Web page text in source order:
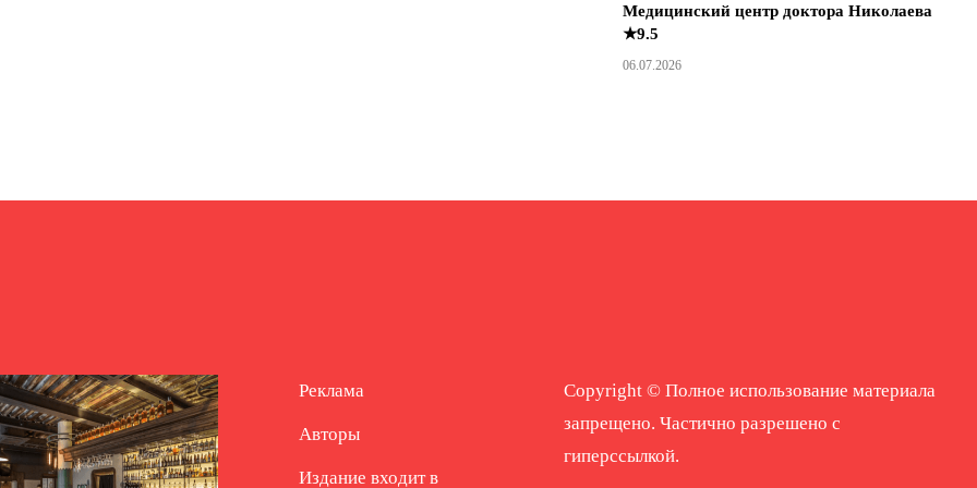
Медицинский центр доктора Николаева
★9.5
06.07.2026
Реклама
Авторы
Издание входит в
Copyright © Полное использование материала
запрещено. Частично разрешено с
гиперссылкой.